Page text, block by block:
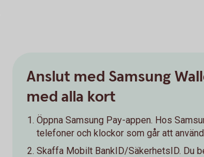
Anslut med Samsung
med alla kort
Öppna Samsung Pay-appen. Hos
telefoner och klockor som går att
Skaffa Mobilt BankID/SäkerhetsID. Du